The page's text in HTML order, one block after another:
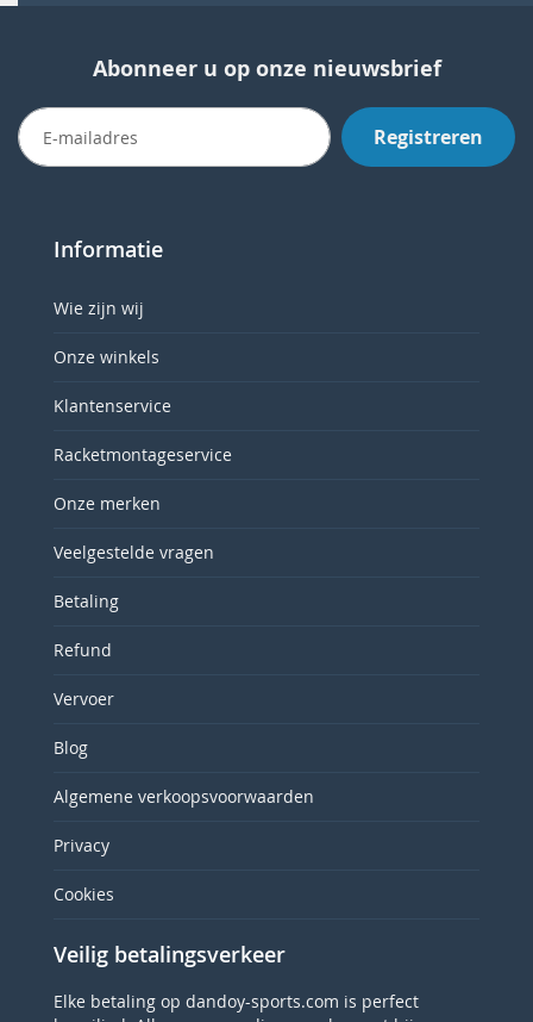
Abonneer u op onze nieuwsbrief
Registreren
Informatie
Wie zijn wij
Onze winkels
Klantenservice
Racketmontageservice
Onze merken
Veelgestelde vragen
Betaling
Refund
Vervoer
Blog
Algemene verkoopsvoorwaarden
Privacy
Cookies
Veilig betalingsverkeer
Elke betaling op dandoy-sports.com is perfect